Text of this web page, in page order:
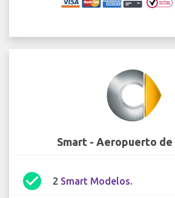
Smart - Aeropuerto de
check_circle 2 Smart Modelos.